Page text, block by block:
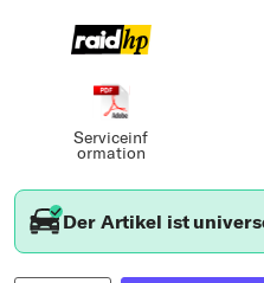
Serviceinf
ormation
Der Artikel ist